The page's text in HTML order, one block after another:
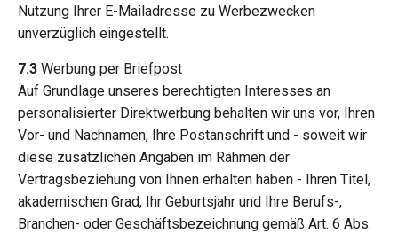
Nutzung Ihrer E-Mailadresse zu Werbezwecken
unverzüglich eingestellt.
7.3 Werbung per Briefpost
Auf Grundlage unseres berechtigten Interesses an
personalisierter Direktwerbung behalten wir uns vor, Ihren
Vor- und Nachnamen, Ihre Postanschrift und - soweit wir
diese zusätzlichen Angaben im Rahmen der
Vertragsbeziehung von Ihnen erhalten haben - Ihren Titel,
akademischen Grad, Ihr Geburtsjahr und Ihre Berufs-,
Branchen- oder Geschäftsbezeichnung gemäß Art. 6 Abs.